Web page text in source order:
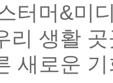
터머&미
리 생활
새로운